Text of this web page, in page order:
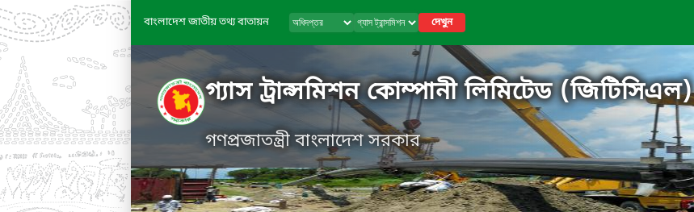
বাংলাদেশ জাতীয় তথ্য বাতায়ন দেখুন
গ্যাস ট্রান্সমিশন কোম্পানী লিমিটেড (জিটিসিএল)
গণপ্রজাতন্ত্রী বাংলাদেশ সরকার